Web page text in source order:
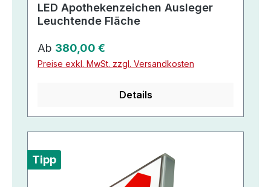
LED Apothekenzeichen Ausleger
Leuchtende Fläche
Regulärer Preis:
Ab 380,00 €
Preise exkl. MwSt. zzgl. Versandkosten
Details
Tipp